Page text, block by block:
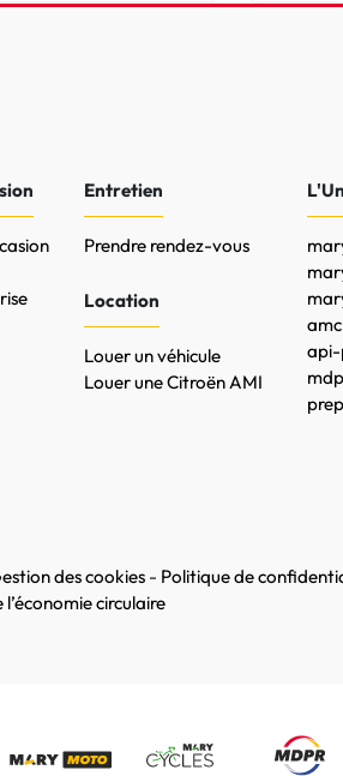
Entretien
Prendre rendez-vous
Location
Louer un véhicule
Louer une Citroën AMI
api-
des cookies - Politique de
l’économie circulaire